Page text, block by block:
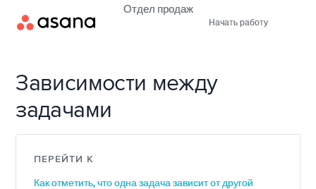
Начать работу
Отдел продаж
Зависимости между
задачами
ПЕРЕЙТИ К
Как отметить, что одна задача зависит от другой